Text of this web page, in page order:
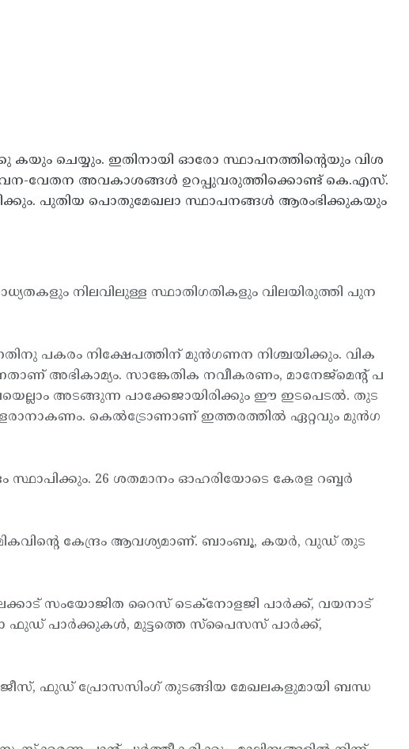
കയും ചെയ്യും. ഇതിനായി ഓരോ സ്ഥാപനത്തിന്റെയും വിശ
സേവന-വേതന അവകാശങ്ങള്‍ ഉറപ്പുവരുത്തിക്കൊണ്ട് കെ.എസ്.
പുതിയ പൊതുമേഖലാ സ്ഥാപനങ്ങള്‍ ആരംഭിക്കുകയും
നിലവിലുള്ള സ്ഥാതിഗതികളും വിലയിരുത്തി പുന
പകരം നിക്ഷേപത്തിന് മുന്‍ഗണന നിശ്ചയിക്കും. വിക
അഭികാമ്യം. സാങ്കേതിക നവീകരണം, മാനേജ്മെന്റ് പ
അടങ്ങുന്ന പാക്കേജായിരിക്കും ഈ ഇടപെടല്‍. തുട
കെല്‍ട്രോണാണ് ഇത്തരത്തില്‍ ഏറ്റവും മുന്‍ഗ
സ്ഥാപിക്കും. 26 ശതമാനം ഓഹരിയോടെ കേരള റബ്ബര്‍
കേന്ദ്രം ആവശ്യമാണ്. ബാംബൂ, കയര്‍, വുഡ് തുട
സംയോജിത റൈസ് ടെക്നോളജി പാര്‍ക്ക്, വയനാട്
ഫുഡ് പാര്‍ക്കുകള്‍, മുട്ടത്തെ സ്പൈസസ് പാര്‍ക്ക്,
ഫുഡ് പ്രോസസിംഗ് തുടങ്ങിയ മേഖലകളുമായി ബന്ധ